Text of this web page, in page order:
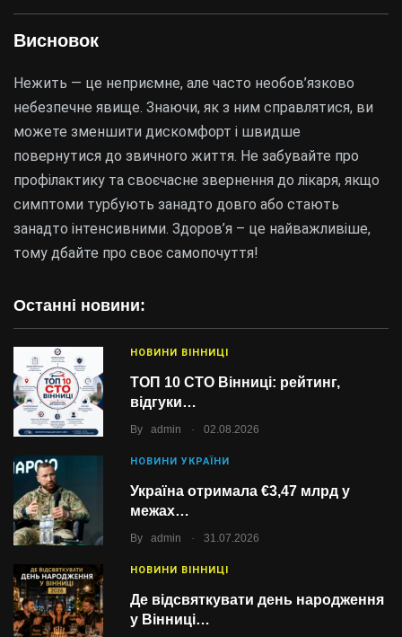
Останні новини:
НОВИНИ ВІННИЦІ
ТОП 10 СТО Вінниці: рейтинг,
відгуки…
By admin . 02.08.2026
НОВИНИ УКРАЇНИ
Україна отримала €3,47 млрд у
межах…
By admin . 31.07.2026
НОВИНИ ВІННИЦІ
Де відсвяткувати день народження
у Вінниці…
Висновок
Нежить — це неприємне, але часто необов’язково
небезпечне явище. Знаючи, як з ним справлятися, ви
можете зменшити дискомфорт і швидше
повернутися до звичного життя. Не забувайте про
профілактику та своєчасне звернення до лікаря, якщо
симптоми турбують занадто довго або стають
занадто інтенсивними. Здоров’я – це найважливіше,
тому дбайте про своє самопочуття!